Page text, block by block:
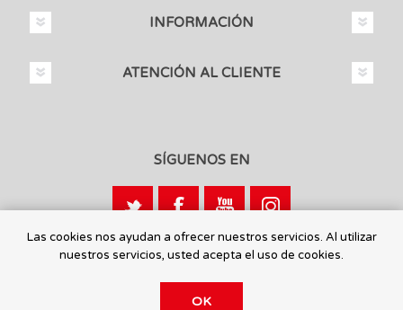
INFORMACIÓN
ATENCIÓN AL CLIENTE
SÍGUENOS EN
Calle León, 1 - 03440 Ibi, Alicante
Las cookies nos ayudan a ofrecer nuestros servicios. Al utilizar
nuestros servicios, usted acepta el uso de cookies.
OK